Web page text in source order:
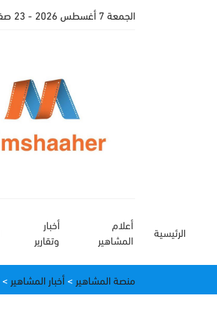
الجمعة 7 أغسطس 2026 - 23 صفر 1448
الرئيسية
أعلام
المشاهير
أخبار
وتقارير
منصة المشاهير >أخبار المشاهير >